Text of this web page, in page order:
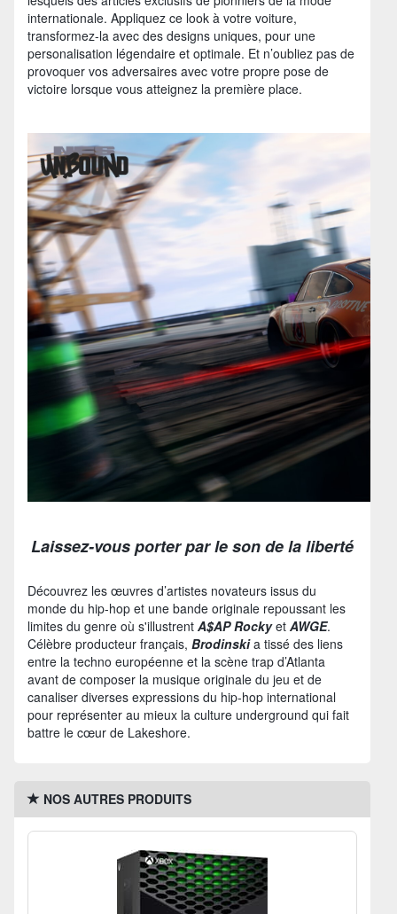
internationale. Appliquez ce look à votre voiture,
transformez-la avec des designs uniques, pour une
personalisation légendaire et optimale. Et n’oubliez pas de
provoquer vos adversaires avec votre propre pose de
victoire lorsque vous atteignez la première place.
Laissez-vous porter par le son de la liberté
Découvrez les œuvres d’artistes novateurs issus du
monde du hip-hop et une bande originale repoussant les
limites du genre où s'illustrent A$AP Rockyet AWGE.
Célèbre producteur français, Brodinskia tissé des liens
entre la techno européenne et la scène trap d’Atlanta
avant de composer la musique originale du jeu et de
canaliser diverses expressions du hip-hop international
pour représenter au mieux la culture underground qui fait
battre le cœur de Lakeshore.
NOS AUTRES PRODUITS